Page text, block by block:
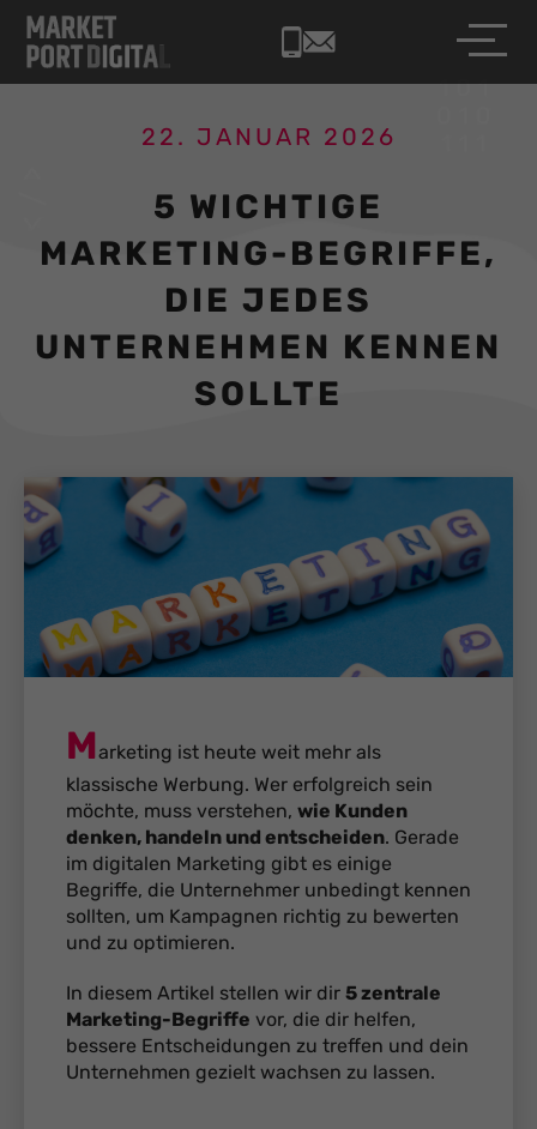
22. JANUAR 2026
5 WICHTIGE
MARKETING-BEGRIFFE,
DIE JEDES
UNTERNEHMEN KENNEN
SOLLTE
Marketing ist heute weit mehr als
klassische Werbung. Wer erfolgreich sein
möchte, muss verstehen, wie Kunden
denken, handeln und entscheiden. Gerade
im digitalen Marketing gibt es einige
Begriffe, die Unternehmer unbedingt kennen
sollten, um Kampagnen richtig zu bewerten
und zu optimieren.
In diesem Artikel stellen wir dir 5 zentrale
Marketing-Begriffe vor, die dir helfen,
bessere Entscheidungen zu treffen und dein
Unternehmen gezielt wachsen zu lassen.